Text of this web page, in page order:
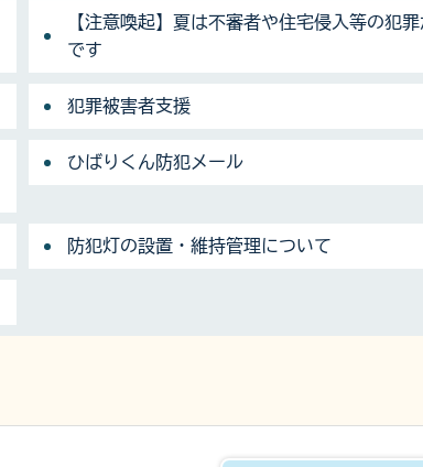
【注意喚起】夏は不審者や住宅侵入等の犯
です
犯罪被害者支援
ひばりくん防犯メール
防犯灯の設置・維持管理について